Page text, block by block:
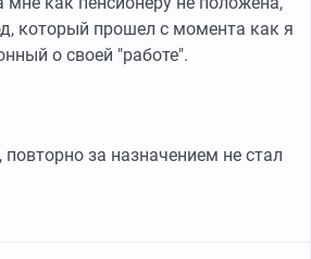
который прошел с момента как я
о своей "работе".
повторно за назначением не стал